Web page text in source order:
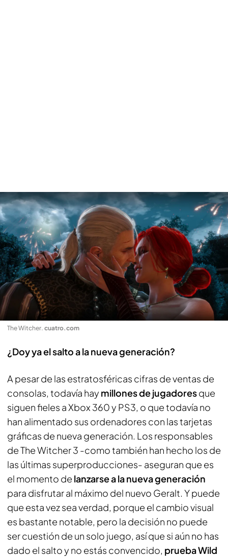
The Witcher. cuatro.com
¿Doy ya el salto a la nueva generación?
A pesar de las estratosféricas cifras de ventas de
consolas, todavía hay millones de jugadoresque
siguen fieles a Xbox 360 y PS3, o que todavía no
han alimentado sus ordenadores con las tarjetas
gráficas de nueva generación. Los responsables
de The Witcher 3 -como también han hecho los de
las últimas superproducciones- aseguran que es
el momento de lanzarse a la nueva generación
para disfrutar al máximo del nuevo Geralt. Y puede
que esta vez sea verdad, porque el cambio visual
es bastante notable, pero la decisión no puede
ser cuestión de un solo juego, así que si aún no has
dado el salto y no estás convencido, prueba Wild